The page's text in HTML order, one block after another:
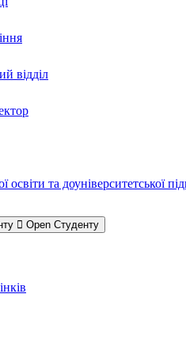
відділ
та доуніверситетської
Open Студенту